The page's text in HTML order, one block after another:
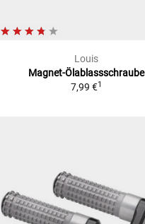
Louis
Magnet-Ölablassschraube
7,99 €1